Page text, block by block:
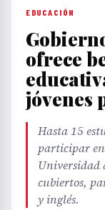
EDUCACIÓN
ofrece
jóvenes
Hasta 15
participar
Universidad
cubiertos,
y inglés.